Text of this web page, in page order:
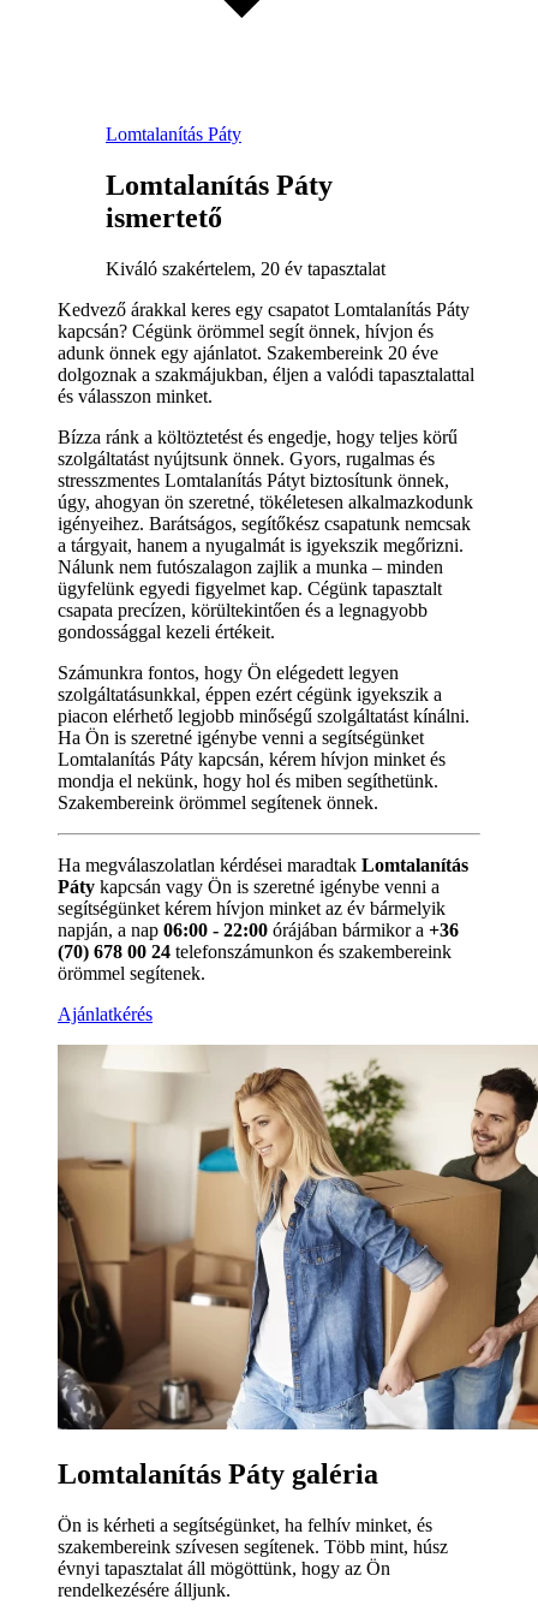
Lomtalanítás Páty
Lomtalanítás Páty
ismertető
Kiváló szakértelem, 20 év tapasztalat
Kedvező árakkal keres egy csapatot Lomtalanítás Páty
kapcsán? Cégünk örömmel segít önnek, hívjon és
adunk önnek egy ajánlatot. Szakembereink 20 éve
dolgoznak a szakmájukban, éljen a valódi tapasztalattal
és válasszon minket.
Bízza ránk a költöztetést és engedje, hogy teljes körű
szolgáltatást nyújtsunk önnek. Gyors, rugalmas és
stresszmentes Lomtalanítás Pátyt biztosítunk önnek,
úgy, ahogyan ön szeretné, tökéletesen alkalmazkodunk
igényeihez. Barátságos, segítőkész csapatunk nemcsak
a tárgyait, hanem a nyugalmát is igyekszik megőrizni.
Nálunk nem futószalagon zajlik a munka – minden
ügyfelünk egyedi figyelmet kap. Cégünk tapasztalt
csapata precízen, körültekintően és a legnagyobb
gondossággal kezeli értékeit.
Számunkra fontos, hogy Ön elégedett legyen
szolgáltatásunkkal, éppen ezért cégünk igyekszik a
piacon elérhető legjobb minőségű szolgáltatást kínálni.
Ha Ön is szeretné igénybe venni a segítségünket
Lomtalanítás Páty kapcsán, kérem hívjon minket és
mondja el nekünk, hogy hol és miben segíthetünk.
Szakembereink örömmel segítenek önnek.
Ha megválaszolatlan kérdései maradtak Lomtalanítás
Páty kapcsán vagy Ön is szeretné igénybe venni a
segítségünket kérem hívjon minket az év bármelyik
napján, a nap 06:00 - 22:00 órájában bármikor a +36
(70) 678 00 24 telefonszámunkon és szakembereink
örömmel segítenek.
Ajánlatkérés
Lomtalanítás Páty galéria
Ön is kérheti a segítségünket, ha felhív minket, és
szakembereink szívesen segítenek. Több mint, húsz
évnyi tapasztalat áll mögöttünk, hogy az Ön
rendelkezésére álljunk.